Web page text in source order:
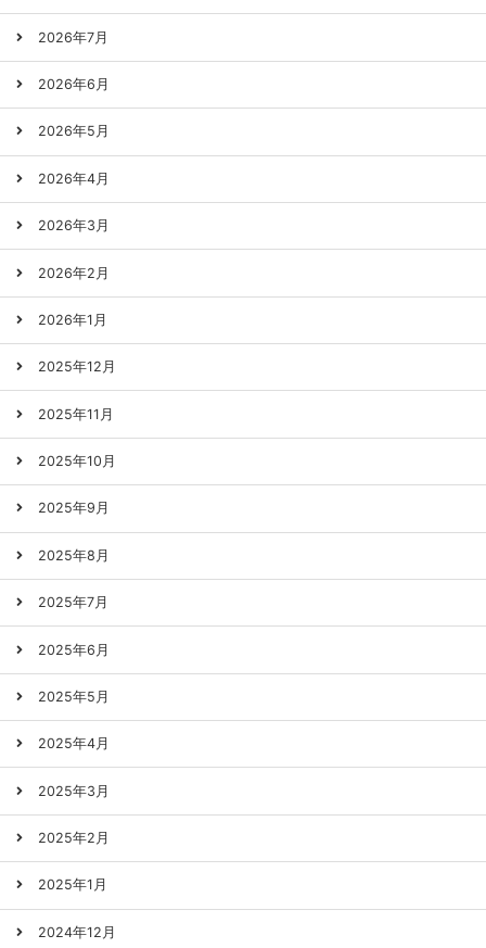
2026年7月
2026年6月
2026年5月
2026年4月
2026年3月
2026年2月
2026年1月
2025年12月
2025年11月
2025年10月
2025年9月
2025年8月
2025年7月
2025年6月
2025年5月
2025年4月
2025年3月
2025年2月
2025年1月
2024年12月